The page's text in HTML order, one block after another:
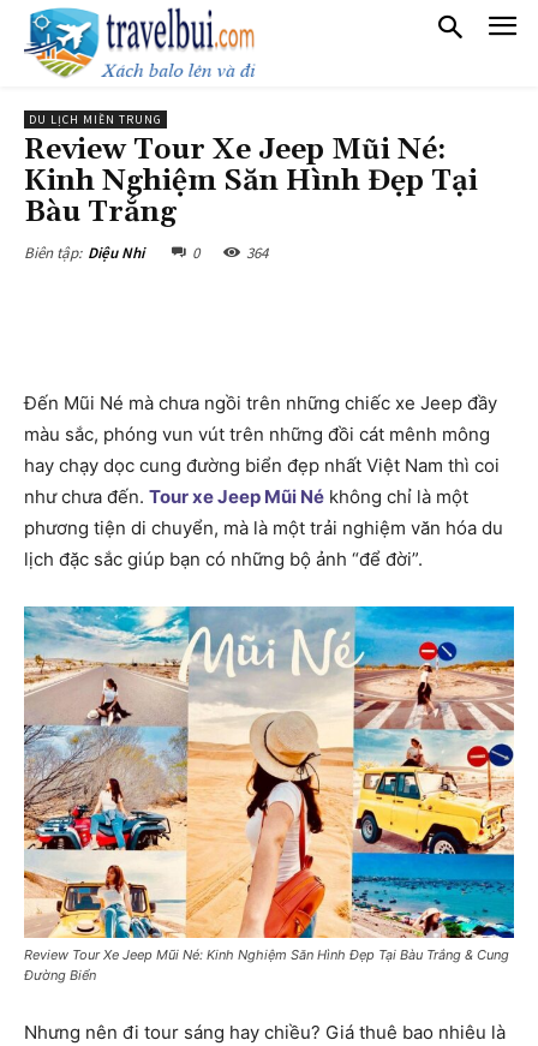
DU LỊCH MIỀN TRUNG
Review Tour Xe Jeep Mũi Né:
Kinh Nghiệm Săn Hình Đẹp Tại
Bàu Trắng
Biên tập: Diệu Nhi 0 364
Đến Mũi Né mà chưa ngồi trên những chiếc xe Jeep đầy
màu sắc, phóng vun vút trên những đồi cát mênh mông
hay chạy dọc cung đường biển đẹp nhất Việt Nam thì coi
như chưa đến. Tour xe Jeep Mũi Né không chỉ là một
phương tiện di chuyển, mà là một trải nghiệm văn hóa du
lịch đặc sắc giúp bạn có những bộ ảnh “để đời”.
Review Tour Xe Jeep Mũi Né: Kinh Nghiệm Săn Hình Đẹp Tại Bàu Trắng & Cung
Đường Biển
Nhưng nên đi tour sáng hay chiều? Giá thuê bao nhiêu là